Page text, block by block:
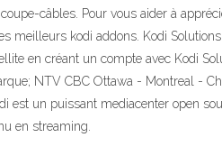
câbles. Pour vous aider à
meilleurs kodi addons. Kodi
en créant un compte avec Kodi
NTV CBC Ottawa - Montreal -
est un puissant mediacenter open
en streaming.